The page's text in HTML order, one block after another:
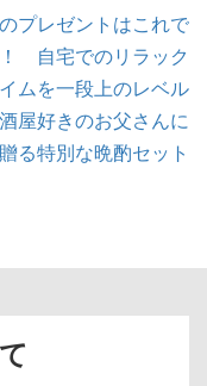
プレゼントはこれで
自宅でのリラック
ムを一段上のレベル
屋好きのお父さんに
贈る特別な晩酌セット